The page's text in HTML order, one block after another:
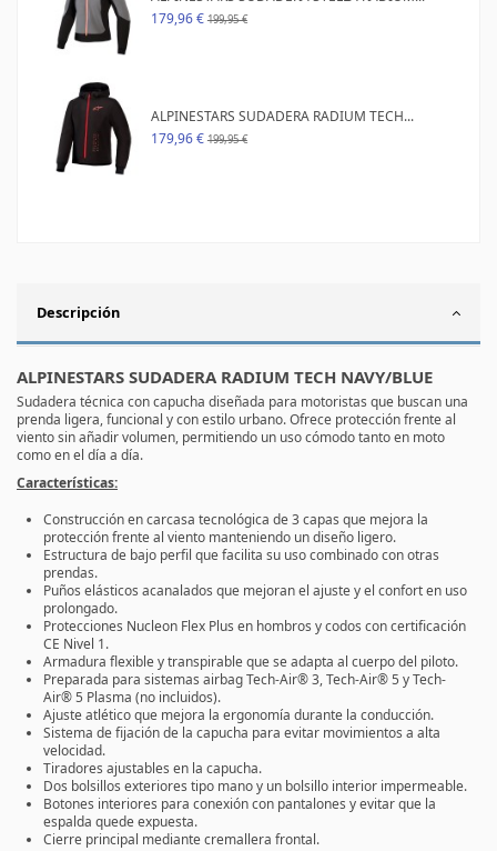
179,96 € 199,95 €
ALPINESTARS SUDADERA RADIUM TECH...
179,96 € 199,95 €
Descripción
ALPINESTARS SUDADERA RADIUM TECH NAVY/BLUE
Sudadera técnica con capucha diseñada para motoristas que buscan una
prenda ligera, funcional y con estilo urbano. Ofrece protección frente al
viento sin añadir volumen, permitiendo un uso cómodo tanto en moto
como en el día a día.
Características:
Construcción en carcasa tecnológica de 3 capas que mejora la
protección frente al viento manteniendo un diseño ligero.
Estructura de bajo perfil que facilita su uso combinado con otras
prendas.
Puños elásticos acanalados que mejoran el ajuste y el confort en uso
prolongado.
Protecciones Nucleon Flex Plus en hombros y codos con certificación
CE Nivel 1.
Armadura flexible y transpirable que se adapta al cuerpo del piloto.
Preparada para sistemas airbag Tech-Air® 3, Tech-Air® 5 y Tech-
Air® 5 Plasma (no incluidos).
Ajuste atlético que mejora la ergonomía durante la conducción.
Sistema de fijación de la capucha para evitar movimientos a alta
velocidad.
Tiradores ajustables en la capucha.
Dos bolsillos exteriores tipo mano y un bolsillo interior impermeable.
Botones interiores para conexión con pantalones y evitar que la
espalda quede expuesta.
Cierre principal mediante cremallera frontal.